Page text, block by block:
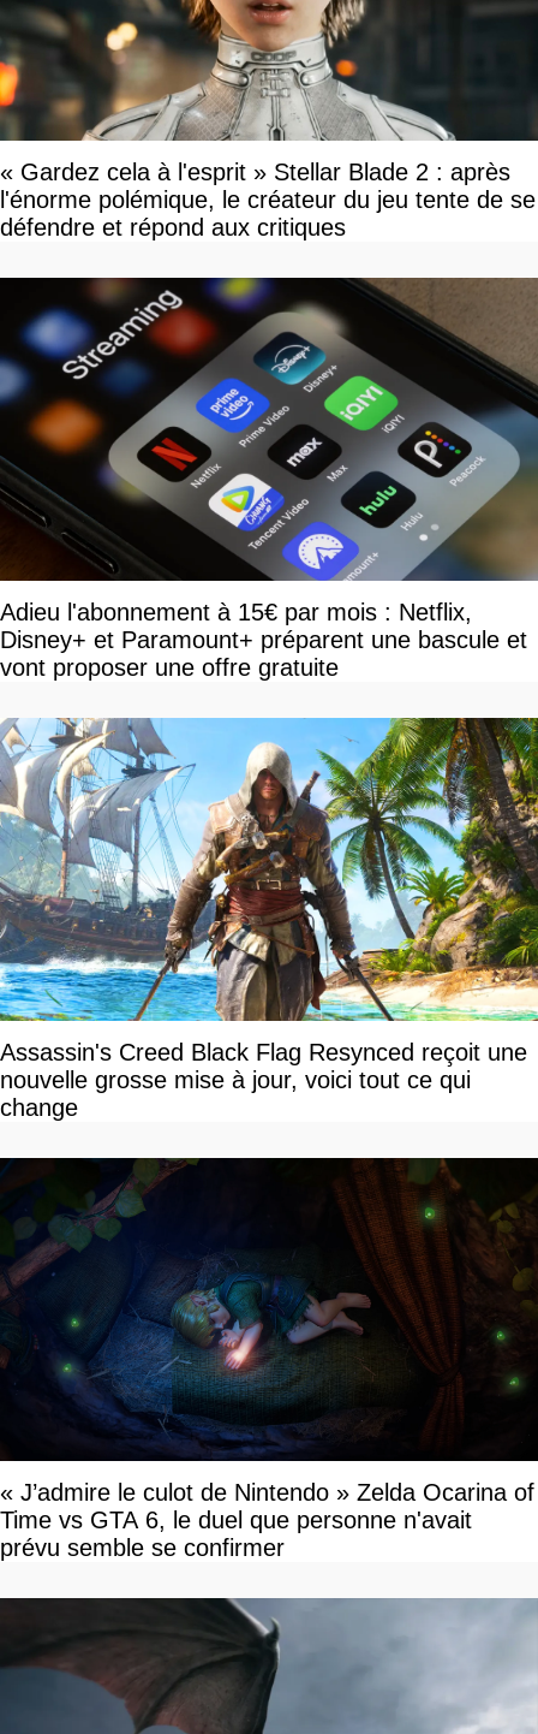
« Gardez cela à l'esprit » Stellar Blade 2 : après
l'énorme polémique, le créateur du jeu tente de se
défendre et répond aux critiques
Adieu l'abonnement à 15€ par mois : Netflix,
Disney+ et Paramount+ préparent une bascule et
vont proposer une offre gratuite
Assassin's Creed Black Flag Resynced reçoit une
nouvelle grosse mise à jour, voici tout ce qui
change
« J’admire le culot de Nintendo » Zelda Ocarina of
Time vs GTA 6, le duel que personne n'avait
prévu semble se confirmer